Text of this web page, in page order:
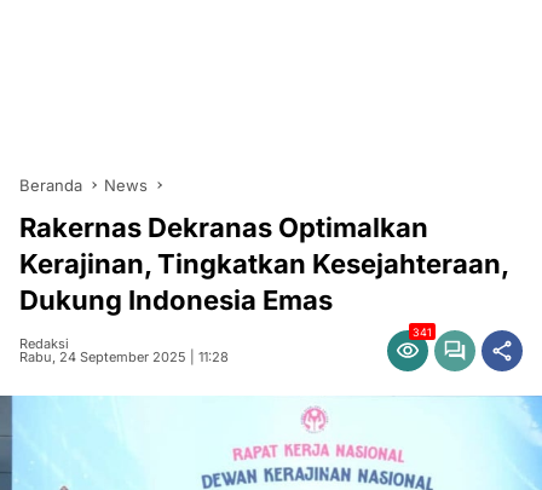
Beranda News
Rakernas Dekranas Optimalkan
Kerajinan, Tingkatkan Kesejahteraan,
Dukung Indonesia Emas
Redaksi
Rabu, 24 September 2025 | 11:28
341